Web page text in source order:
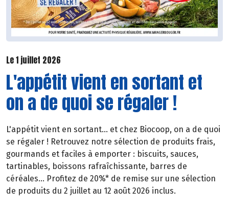
Le 1 juillet 2026
L'appétit vient en sortant et
on a de quoi se régaler !
L'appétit vient en sortant... et chez Biocoop, on a de quoi
se régaler ! Retrouvez notre sélection de produits frais,
gourmands et faciles à emporter : biscuits, sauces,
tartinables, boissons rafraîchissante, barres de
céréales... Profitez de 20%* de remise sur une sélection
de produits du 2 juillet au 12 août 2026 inclus.